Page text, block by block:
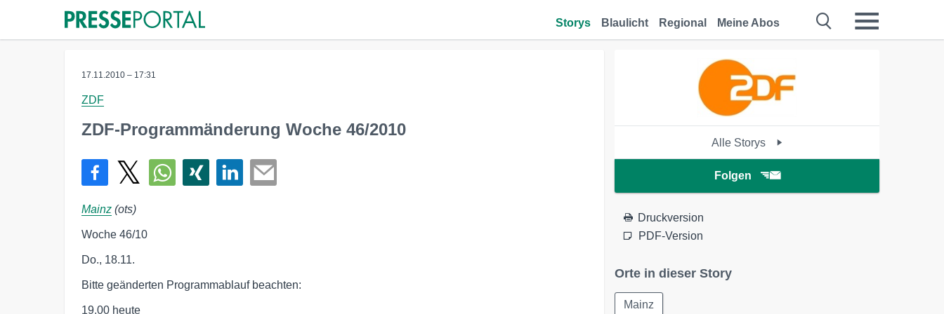
Storys Blaulicht Regional Meine Abos
17.11.2010 – 17:31
ZDF
ZDF-Programmänderung Woche 46/2010
Mainz (ots)
Woche 46/10
Do., 18.11.
Bitte geänderten Programmablauf beachten:
19.00 heute
Alle Storys
Folgen
Druckversion
PDF-Version
Orte in dieser Story
Mainz